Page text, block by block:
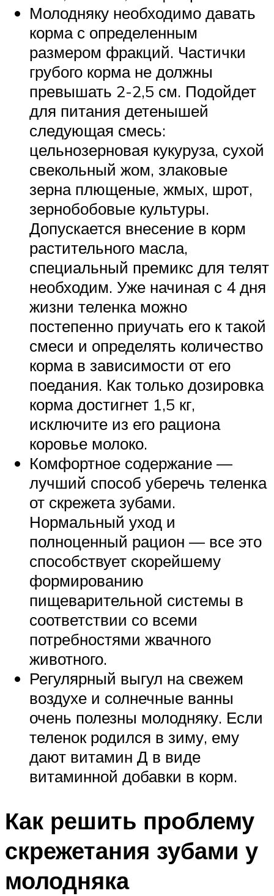
Молодняку необходимо давать
корма с определенным
размером фракций. Частички
грубого корма не должны
превышать 2-2,5 см. Подойдет
для питания детенышей
следующая смесь:
цельнозерновая кукуруза, сухой
свекольный жом, злаковые
зерна плющеные, жмых, шрот,
зернобобовые культуры.
Допускается внесение в корм
растительного масла,
специальный премикс для телят
необходим. Уже начиная с 4 дня
жизни теленка можно
постепенно приучать его к такой
смеси и определять количество
корма в зависимости от его
поедания. Как только дозировка
корма достигнет 1,5 кг,
исключите из его рациона
коровье молоко.
Комфортное содержание —
лучший способ уберечь теленка
от скрежета зубами.
Нормальный уход и
полноценный рацион — все это
способствует скорейшему
формированию
пищеварительной системы в
соответствии со всеми
потребностями жвачного
животного.
Регулярный выгул на свежем
воздухе и солнечные ванны
очень полезны молодняку. Если
теленок родился в зиму, ему
дают витамин Д в виде
витаминной добавки в корм.
Как решить проблему
скрежетания зубами у
молодняка